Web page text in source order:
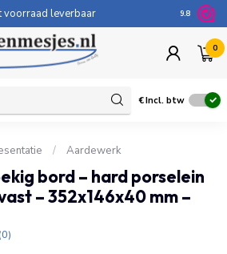
voorraad leverbaar 100
9.8
0
€Incl. btw
/ Aardewerk
bord – hard porselein
– 352x146x40 mm –
(0)